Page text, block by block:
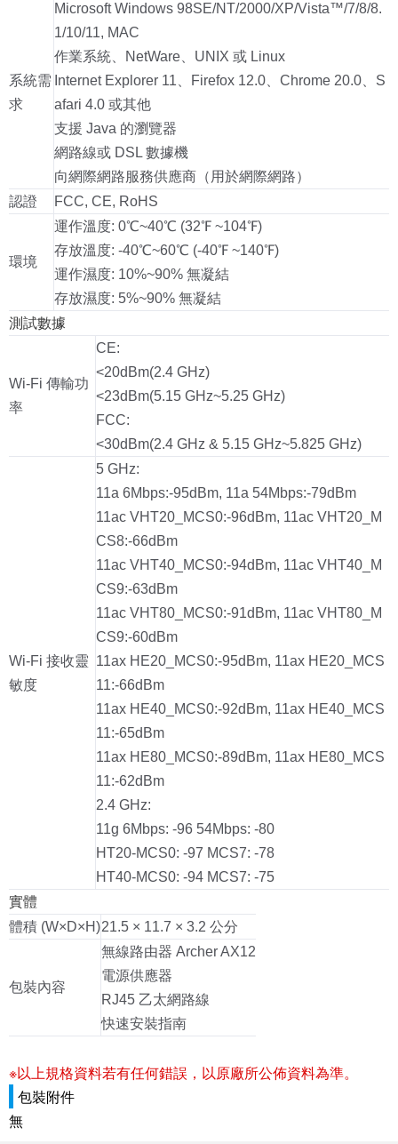
系統需
求
Microsoft Windows 98SE/NT/2000/XP/Vista™/7/8/8.
1/10/11, MAC
作業系統、NetWare、UNIX 或 Linux
Internet Explorer 11、Firefox 12.0、Chrome 20.0、S
afari 4.0 或其他
支援 Java 的瀏覽器
網路線或 DSL 數據機
向網際網路服務供應商（用於網際網路）
認證
FCC, CE, RoHS
環境
運作溫度: 0℃~40℃ (32℉ ~104℉)
存放溫度: -40℃~60℃ (-40℉ ~140℉)
運作濕度: 10%~90% 無凝結
存放濕度: 5%~90% 無凝結
測試數據
Wi-Fi 傳輸功
率
CE:
<20dBm(2.4 GHz)
<23dBm(5.15 GHz~5.25 GHz)
FCC:
<30dBm(2.4 GHz & 5.15 GHz~5.825 GHz)
Wi-Fi 接收靈
敏度
5 GHz:
11a 6Mbps:-95dBm, 11a 54Mbps:-79dBm
11ac VHT20_MCS0:-96dBm, 11ac VHT20_M
CS8:-66dBm
11ac VHT40_MCS0:-94dBm, 11ac VHT40_M
CS9:-63dBm
11ac VHT80_MCS0:-91dBm, 11ac VHT80_M
CS9:-60dBm
11ax HE20_MCS0:-95dBm, 11ax HE20_MCS
11:-66dBm
11ax HE40_MCS0:-92dBm, 11ax HE40_MCS
11:-65dBm
11ax HE80_MCS0:-89dBm, 11ax HE80_MCS
11:-62dBm
2.4 GHz:
11g 6Mbps: -96 54Mbps: -80
HT20-MCS0: -97 MCS7: -78
HT40-MCS0: -94 MCS7: -75
實體
體積 (W×D×H)21.5 × 11.7 × 3.2 公分
包裝內容
無線路由器 Archer AX12
電源供應器
RJ45 乙太網路線
快速安裝指南
※以上規格資料若有任何錯誤，以原廠所公佈資料為準。
包裝附件
無